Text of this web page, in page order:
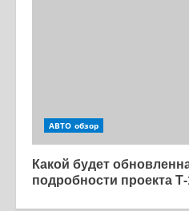
АВТО обзор
Какой будет
подробности проекта